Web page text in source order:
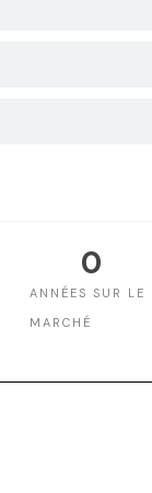
ANNÉES SUR LE
MARCHÉ
0